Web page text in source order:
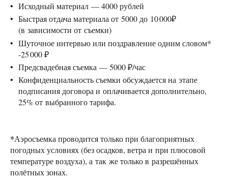
Исходный материал — 4000 рублей
Быстрая отдача материала от 5000 до 10 000₽
(в зависимости от съемки)
Шуточное интервью или поздравление одним словом*
-25 000 ₽
Предсвадебная съемка — 5000 ₽/час
Конфиденциальность съемки обсуждается на этапе
подписания договора и оплачивается дополнительно,
25% от выбранного тарифа.
*Аэросъемка проводится только при благоприятных
погодных условиях (без осадков, ветра и при плюсовой
температуре воздуха), а так же только в разрешённых
полётных зонах.